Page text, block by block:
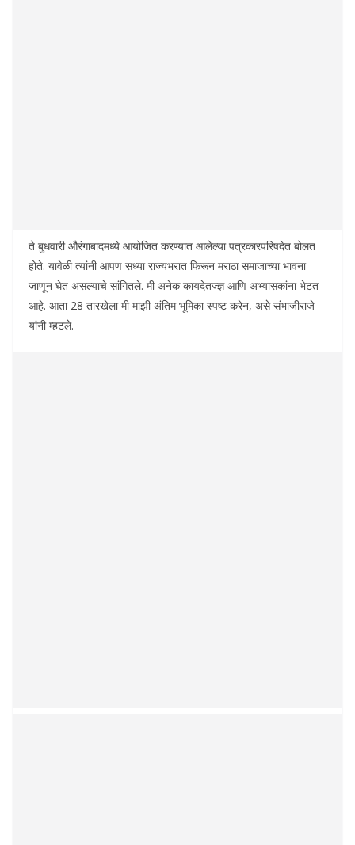
ते बुधवारी औरंगाबादमध्ये आयोजित करण्यात आलेल्या पत्रकारपरिषदेत बोलत
होते. यावेळी त्यांनी आपण सध्या राज्यभरात फिरून मराठा समाजाच्या भावना
जाणून घेत असल्याचे सांगितले. मी अनेक कायदेतज्ज्ञ आणि अभ्यासकांना भेटत
आहे. आता 28 तारखेला मी माझी अंतिम भूमिका स्पष्ट करेन, असे संभाजीराजे
यांनी म्हटले.